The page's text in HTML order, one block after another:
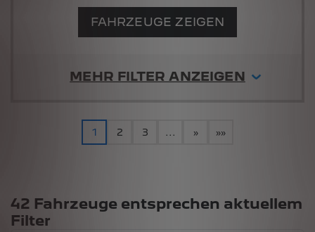
FAHRZEUGE ZEIGEN
MEHR FILTER ANZEIGEN
1 2 3 ... » »»
Suchergebnisse
42 Fahrzeuge entsprechen aktuellem
Filter